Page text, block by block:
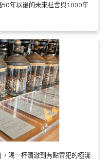
年以後的未來社會與1000年
喝一杯清澈到有點冒犯的極淺